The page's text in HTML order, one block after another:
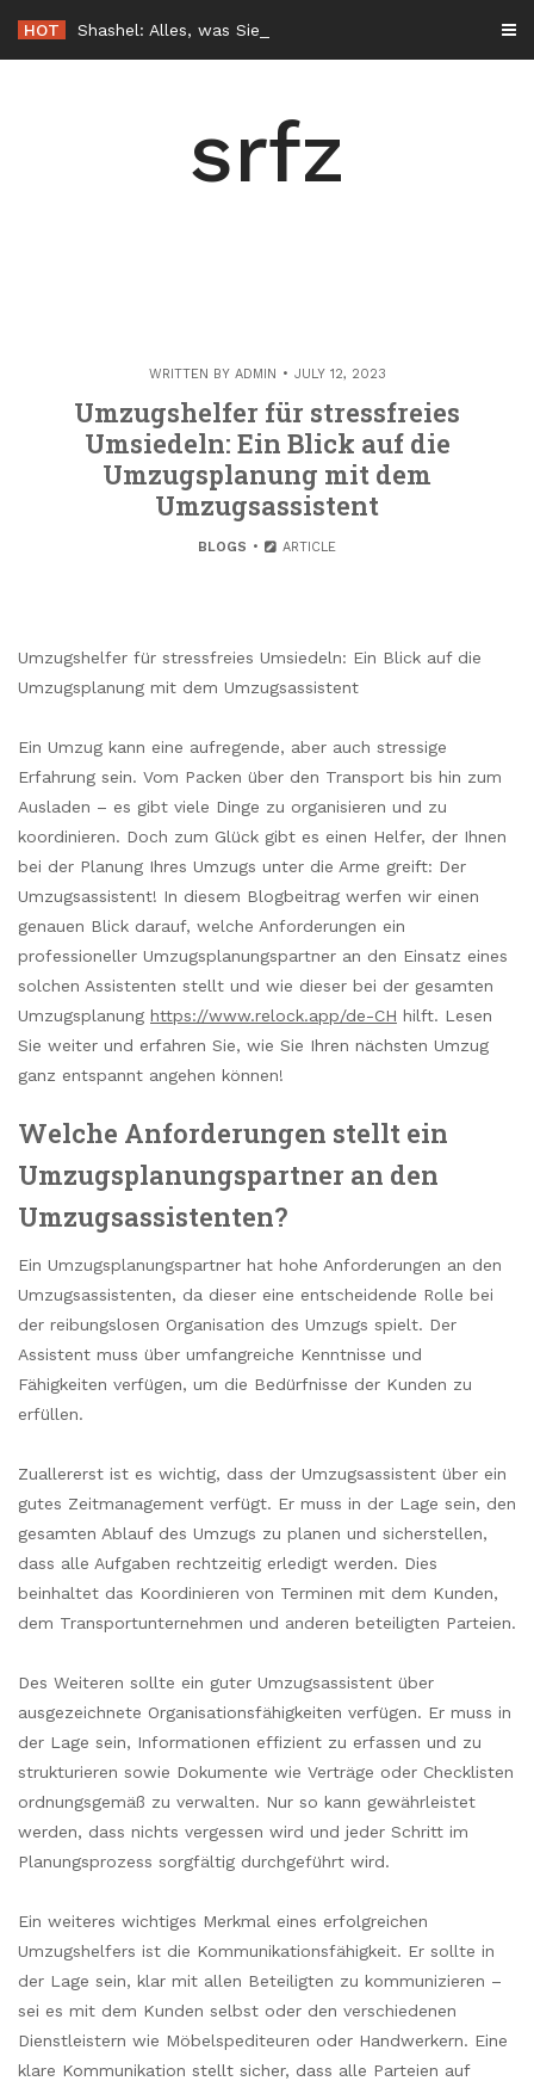
content
HOT
srfz
WRITTEN BY ADMIN JULY 12, 2023
Umzugshelfer für stressfreies
Umsiedeln: Ein Blick auf die
Umzugsplanung mit dem
Umzugsassistent
BLOGS ARTICLE
Umzugshelfer für stressfreies Umsiedeln: Ein Blick auf die
Umzugsplanung mit dem Umzugsassistent
Ein Umzug kann eine aufregende, aber auch stressige
Erfahrung sein. Vom Packen über den Transport bis hin zum
Ausladen – es gibt viele Dinge zu organisieren und zu
koordinieren. Doch zum Glück gibt es einen Helfer, der Ihnen
bei der Planung Ihres Umzugs unter die Arme greift: Der
Umzugsassistent! In diesem Blogbeitrag werfen wir einen
genauen Blick darauf, welche Anforderungen ein
professioneller Umzugsplanungspartner an den Einsatz eines
solchen Assistenten stellt und wie dieser bei der gesamten
Umzugsplanung https://www.relock.app/de-CH hilft. Lesen
Sie weiter und erfahren Sie, wie Sie Ihren nächsten Umzug
ganz entspannt angehen können!
Welche Anforderungen stellt ein
Umzugsplanungspartner an den
Umzugsassistenten?
Ein Umzugsplanungspartner hat hohe Anforderungen an den
Umzugsassistenten, da dieser eine entscheidende Rolle bei
der reibungslosen Organisation des Umzugs spielt. Der
Assistent muss über umfangreiche Kenntnisse und
Fähigkeiten verfügen, um die Bedürfnisse der Kunden zu
erfüllen.
Zuallererst ist es wichtig, dass der Umzugsassistent über ein
gutes Zeitmanagement verfügt. Er muss in der Lage sein, den
gesamten Ablauf des Umzugs zu planen und sicherstellen,
dass alle Aufgaben rechtzeitig erledigt werden. Dies
beinhaltet das Koordinieren von Terminen mit dem Kunden,
dem Transportunternehmen und anderen beteiligten Parteien.
Des Weiteren sollte ein guter Umzugsassistent über
ausgezeichnete Organisationsfähigkeiten verfügen. Er muss in
der Lage sein, Informationen effizient zu erfassen und zu
strukturieren sowie Dokumente wie Verträge oder Checklisten
ordnungsgemäß zu verwalten. Nur so kann gewährleistet
werden, dass nichts vergessen wird und jeder Schritt im
Planungsprozess sorgfältig durchgeführt wird.
Ein weiteres wichtiges Merkmal eines erfolgreichen
Umzugshelfers ist die Kommunikationsfähigkeit. Er sollte in
der Lage sein, klar mit allen Beteiligten zu kommunizieren –
sei es mit dem Kunden selbst oder den verschiedenen
Dienstleistern wie Möbelspediteuren oder Handwerkern. Eine
klare Kommunikation stellt sicher, dass alle Parteien auf